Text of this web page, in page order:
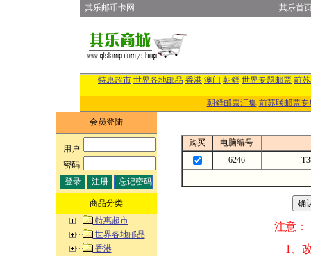
其乐邮币卡网 其乐首
特惠超市 世界各地邮品 香港 澳门 朝鲜 世界专题邮票 前
朝鲜邮票汇集 前苏联邮票专
会员登陆
用户:
密码:
商品分类
特惠超市
世界各地邮品
香港
购买
电脑编号
6246
注意：
1、改变商品数量